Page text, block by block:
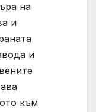
на
и
и
към